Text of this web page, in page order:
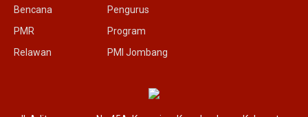
Bencana
PMR
Relawan
Pengurus
Program
PMI Jombang